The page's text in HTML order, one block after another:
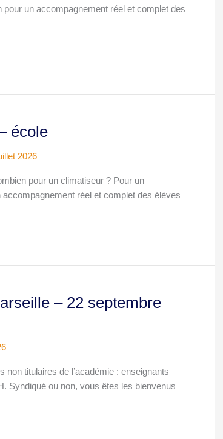
un accompagnement réel et complet des
école
2026
pour un climatiseur ? Pour un
réel et complet des élèves
– 22 septembre
titulaires de l’académie : enseignants
Syndiqué ou non, vous êtes les bienvenus